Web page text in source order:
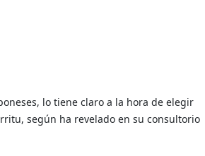
lo tiene claro a la hora de elegir
según ha revelado en su consultorio